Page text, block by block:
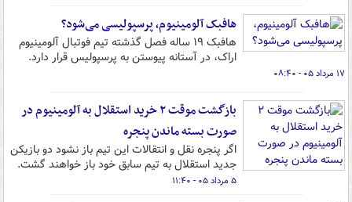
هافبک آلومینیوم، پرسپولیسی می‌شود؟
هافبک ۱۹ ساله فصل گذشته تیم فوتبال آلومینیوم
اراک، در آستانه پیوستن به پرسپولیس قرار دارد.
۱۷ مرداد ۰۵ - ۰۸:۴۰
بازگشت موقت ۲ خرید استقلال به آلومینیوم در
صورت بسته ماندن پنجره
اگر پنجره نقل و انتقالات این تیم باز نشود دو بازیکن
جدید استقلال به تیم سابق خود باز خواهند گشت.
۵ مرداد ۰۵ - ۱۱:۴۰